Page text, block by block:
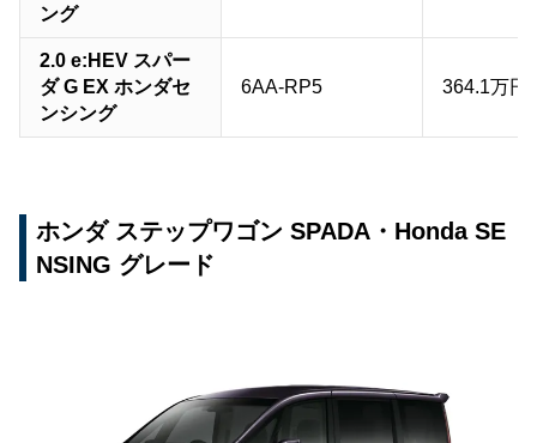
ング
2.0 e:HEV スパー
ダ G EX ホンダセ
ンシング
6AA-RP5 364.1万円
ホンダ ステップワゴン SPADA・Honda SE
NSING グレード